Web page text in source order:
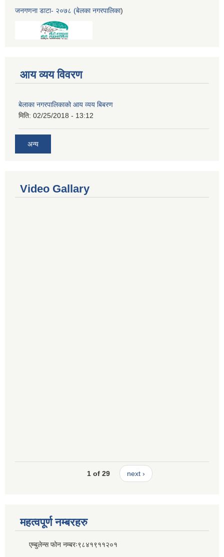
जनगणना डाटा- २०७८ (बेलका नगरपालिका)
आय व्यय विवरण
बेलाका नगरपालिकाको आय व्यय बिबरण
मिति: 02/25/2018 - 13:12
अन्य
Video Gallary
1 of 29 next ›
महत्वपूर्ण नम्बरहरु
एम्बुलेन्स फोन नम्बरः९८४१९११२०१